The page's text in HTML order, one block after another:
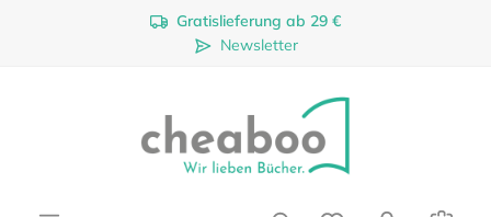
Zum Hauptinhalt springenGratislieferung ab 29 €
Newsletter